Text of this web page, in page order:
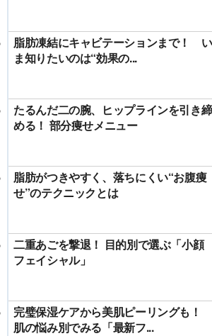
脂肪凍結にキャビテーションまで！ い
ま知りたいのは“効果の...
たるんだ二の腕、ヒップラインを引き締
める！ 部分痩せメニュー
脂肪がつきやすく、落ちにくい“お腹痩
せ”のテクニックとは
二重あごを撃退！ 目的別で選ぶ「小顔
フェイシャル」
完璧保湿ケアから美肌ピーリングも！
肌の悩み別でみる「最新フ...